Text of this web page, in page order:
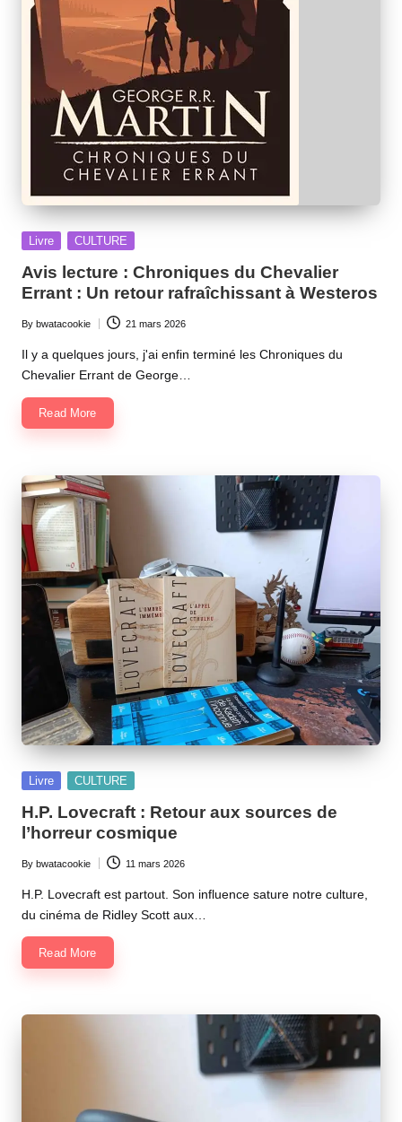
Posted
Livre CULTURE
Avis lecture : Chroniques du Chevalier
Errant : Un retour rafraîchissant à Westeros
Posted
by
By bwatacookie 21 mars 2026
Il y a quelques jours, j'ai enfin terminé les Chroniques du
Chevalier Errant de George…
Read More
Posted
Livre CULTURE
H.P. Lovecraft : Retour aux sources de
l’horreur cosmique
Posted
by
By bwatacookie 11 mars 2026
H.P. Lovecraft est partout. Son influence sature notre culture,
du cinéma de Ridley Scott aux…
Read More